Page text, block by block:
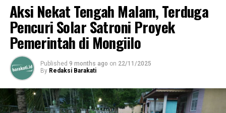
Aksi Nekat Tengah Malam, Terduga
Pencuri Solar Satroni Proyek
Pemerintah di Mongiilo
Published 9 months ago on 22/11/2025
By Redaksi Barakati